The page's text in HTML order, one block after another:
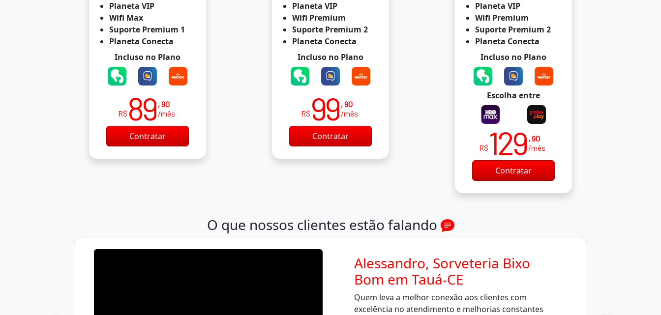
Planeta VIP
Wifi Max
Suporte Premium 1
Planeta Conecta
Incluso no Plano
R$ 89 , 90
/mês
Contratar
Planeta VIP
Wifi Premium
Suporte Premium 2
Planeta Conecta
Incluso no Plano
R$ 99 , 90
/mês
Contratar
Planeta VIP
Wifi Premium
Suporte Premium 2
Planeta Conecta
Incluso no Plano
Escolha entre
R$ 129 , 90
/mês
Contratar
O que nossos clientes estão falando
Alessandro, Sorveteria Bixo
Bom em Tauá-CE
Quem leva a melhor conexão aos clientes com
excelência no atendimento e melhorias constantes